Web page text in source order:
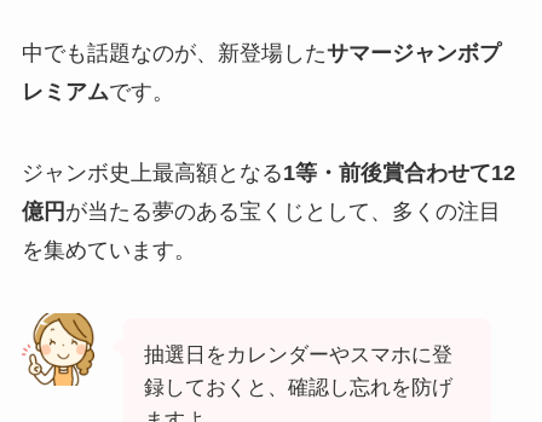
中でも話題なのが、新登場したサマージャンボプ
レミアムです。
ジャンボ史上最高額となる1等・前後賞合わせて12
億円 が当たる夢のある宝くじとして、多くの注目
を集めています。
抽選日をカレンダーやスマホに登
録しておくと、確認し忘れを防げ